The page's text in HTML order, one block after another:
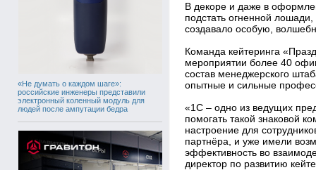
«Не думать о каждом шаге»:
российские инженеры представили
электронный коленный модуль для
людей после ампутации бедра
В декоре и даже в
подстать огненной
создавало особую,
Команда кейтеринга
мероприятии более 40
состав менеджерского
опытные и сильные
«1С – одно из ведущих
помогать такой знаковой
настроение для
партнёра, и уже имели
эффективность во
директор по развитию